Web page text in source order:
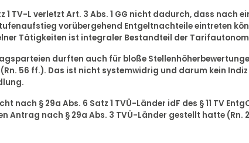
1 TV-L verletzt Art. 3 Abs. 1 GG nicht dadurch, dass nach
vorübergehend Entgeltnachteile eintreten
Tätigkeiten ist integraler Bestandteil der
durften auch für bloße
56 ff.). Das ist nicht systemwidrig und darum kein
nach § 29a Abs. 6 Satz 1 TVÜ-Länder idF des § 11 TV
Antrag nach § 29a Abs. 3 TVÜ-Länder gestellt hatte (Rn.